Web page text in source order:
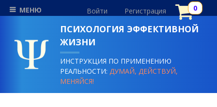
МЕНЮ Войти Регистрация
ПСИХОЛОГИЯ ЭФФЕКТИВНОЙ
ЖИЗНИ
ИНСТРУКЦИЯ ПО ПРИМЕНЕНИЮ
РЕАЛЬНОСТИ:ДУМАЙ, ДЕЙСТВУЙ,
МЕНЯЙСЯ!